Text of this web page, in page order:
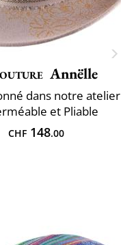
Annëlle
dans notre atelier
et Pliable
CHF148.00